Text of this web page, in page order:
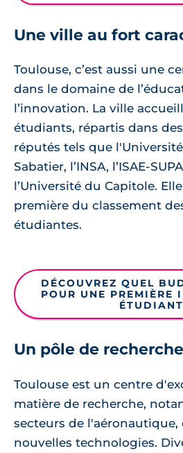
Une ville au fort
Toulouse, c’est aussi une
dans le domaine de
l’innovation. La ville
étudiants, répartis dans
réputés tels que
Sabatier, l’INSA, l’ISAE-
l’Université du Capitole.
première du classement
étudiantes.
DÉCOUVREZ QUEL
POUR UNE PREMIÈRE
Un pôle de
Toulouse est un centre
matière de recherche,
secteurs de l'aéronautique,
nouvelles technologies.